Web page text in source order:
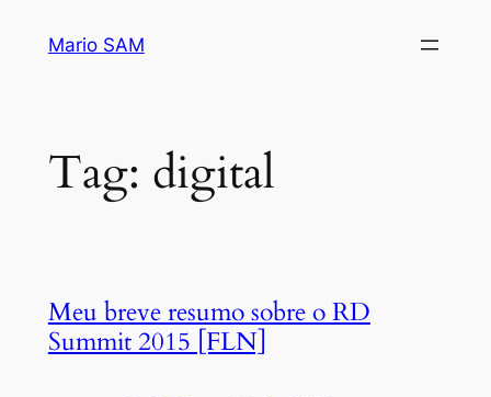
Mario SAM
Tag: digital
Meu breve resumo sobre o RD
Summit 2015 [FLN]